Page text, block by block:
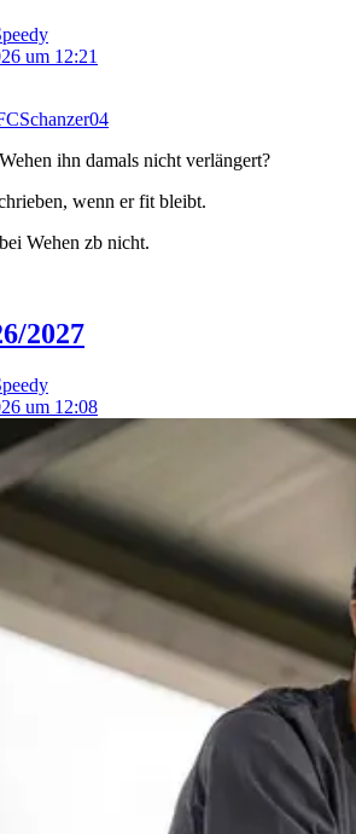
um 12:21
ihn damals nicht verlängert?
wenn er fit bleibt.
Wehen zb nicht.
2027
um 12:08